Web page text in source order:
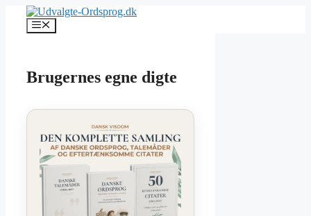
indhold
Menu
Brugernes egne digte